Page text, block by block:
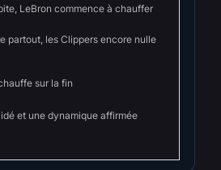
LeBron commence à chauffer
partout, les Clippers encore nulle
sur la fin
et une dynamique affirmée